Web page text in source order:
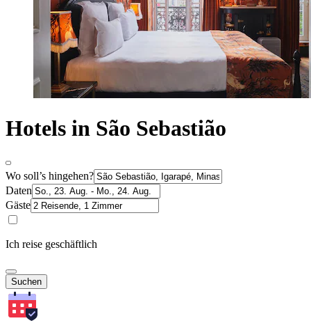
Hotels in São Sebastião
Wo soll’s hingehen?
Daten
Gäste
Ich reise geschäftlich
Suchen